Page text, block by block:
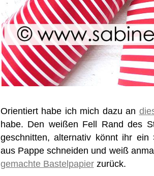
Orientiert habe ich mich dazu an
habe. Den weißen Fell Rand des
geschnitten, alternativ könnt ihr
aus Pappe schneiden und weiß
gemachte Bastelpapierzurück.